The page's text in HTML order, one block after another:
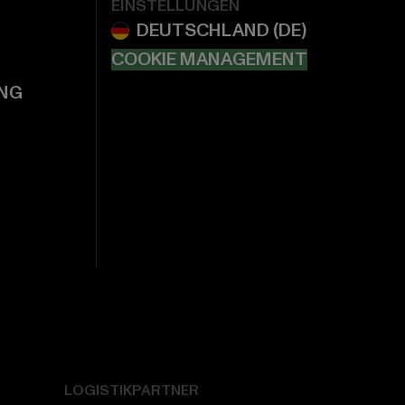
EINSTELLUNGEN
COOKIE MANAGEMENT
LOGISTIKPARTNER